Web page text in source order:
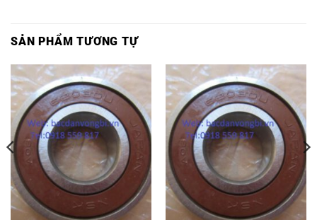
SẢN PHẨM TƯƠNG TỰ